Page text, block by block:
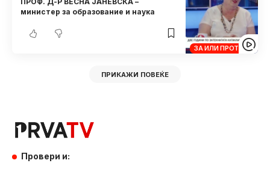
ЗА ИЛИ ПРОТИВ
министер за образование и наука
ПРИКАЖИ ПОВЕЌЕ
Провери и: